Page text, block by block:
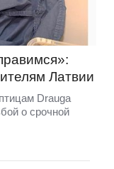
Латвии
Drauga
о срочной